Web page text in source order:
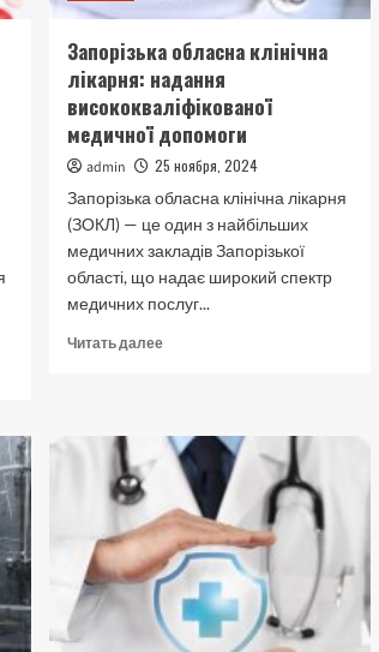
Запорізька обласна клінічна
лікарня: надання
висококваліфікованої
медичної допомоги
admin
25 ноября, 2024
Запорізька обласна клінічна лікарня
(ЗОКЛ) — це один з найбільших
медичних закладів Запорізької
області, що надає широкий спектр
медичних послуг...
Читать далееПрочитать
клінічна
лікарня:
надання
висококваліфікованої
медичної
допомоги